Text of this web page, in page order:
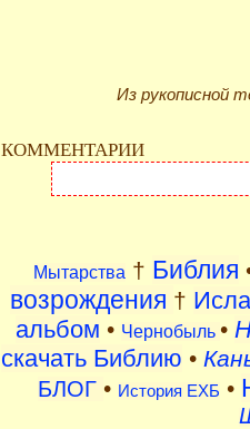
Из рукописной
КОММЕНТАРИИ
Мытарства † Библия
возрождения †
альбом • Чернобыль •
скачать Библию •
БЛОГ • История ЕХБ •